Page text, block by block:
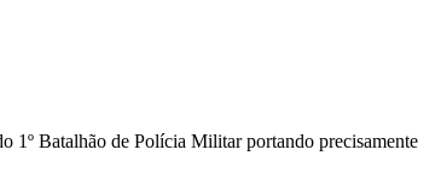
1º Batalhão de Polícia Militar portando precisamente